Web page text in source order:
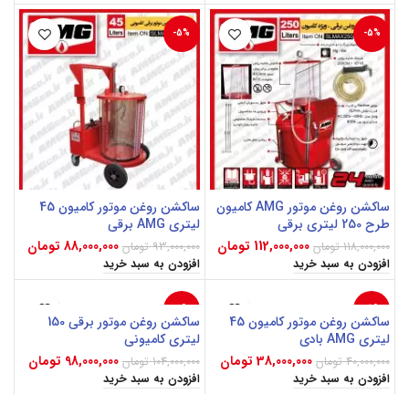
-5%
ساکشن روغن موتور AMG کامیون
طرح 250 لیتری برقی
118,000,000 تومان 112,000,000 تومان
افزودن به سبد خرید
-5%
ساکشن روغن موتور کامیون 45
لیتری AMG برقی
93,000,000 تومان 88,000,000 تومان
افزودن به سبد خرید
-5%
ساکشن روغن موتور کامیون 45
لیتری AMG بادی
40,000,000 تومان 38,000,000 تومان
افزودن به سبد خرید
-6%
ساکشن روغن موتور برقی 150
لیتری کامیونی
104,000,000 تومان 98,000,000 تومان
افزودن به سبد خرید